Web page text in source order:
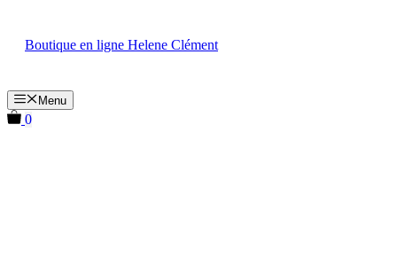
contenu
Boutique en ligne Helene Clément
Menu
0